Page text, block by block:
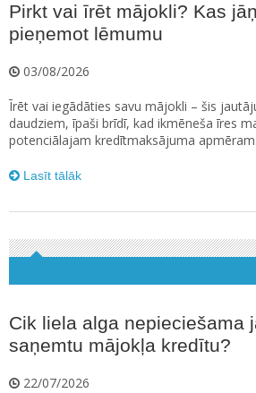
Pirkt vai īrēt mājokli? Kas
pieņemot lēmumu
03/08/2026
Īrēt vai iegādāties savu mājokli – šis
daudziem, īpaši brīdī, kad ikmēneša īres
potenciālajam kredītmaksājuma
Lasīt tālāk
Cik liela alga nepieciešama
saņemtu mājokļa kredītu?
22/07/2026